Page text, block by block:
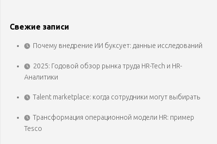
Свежие записи
Почему внедрение ИИ буксует: данные исследований
2025: Годовой обзор рынка труда HR-Tech и HR-
Аналитики
Talent marketplace: когда сотрудники могут выбирать
Трансформация операционной модели HR: пример
Tesco